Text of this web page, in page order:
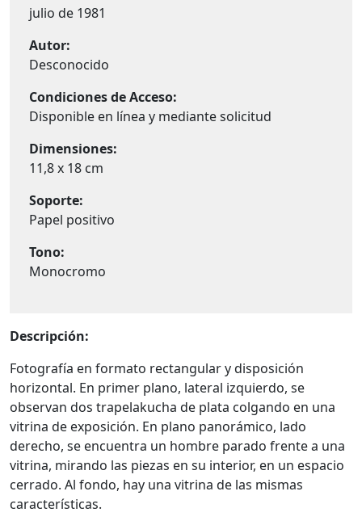
julio de 1981
Autor:
Desconocido
Condiciones de Acceso:
Disponible en línea y mediante solicitud
Dimensiones:
11,8 x 18 cm
Soporte:
Papel positivo
Tono:
Monocromo
Descripción:
Fotografía en formato rectangular y disposición
horizontal. En primer plano, lateral izquierdo, se
observan dos trapelakucha de plata colgando en una
vitrina de exposición. En plano panorámico, lado
derecho, se encuentra un hombre parado frente a una
vitrina, mirando las piezas en su interior, en un espacio
cerrado. Al fondo, hay una vitrina de las mismas
características.